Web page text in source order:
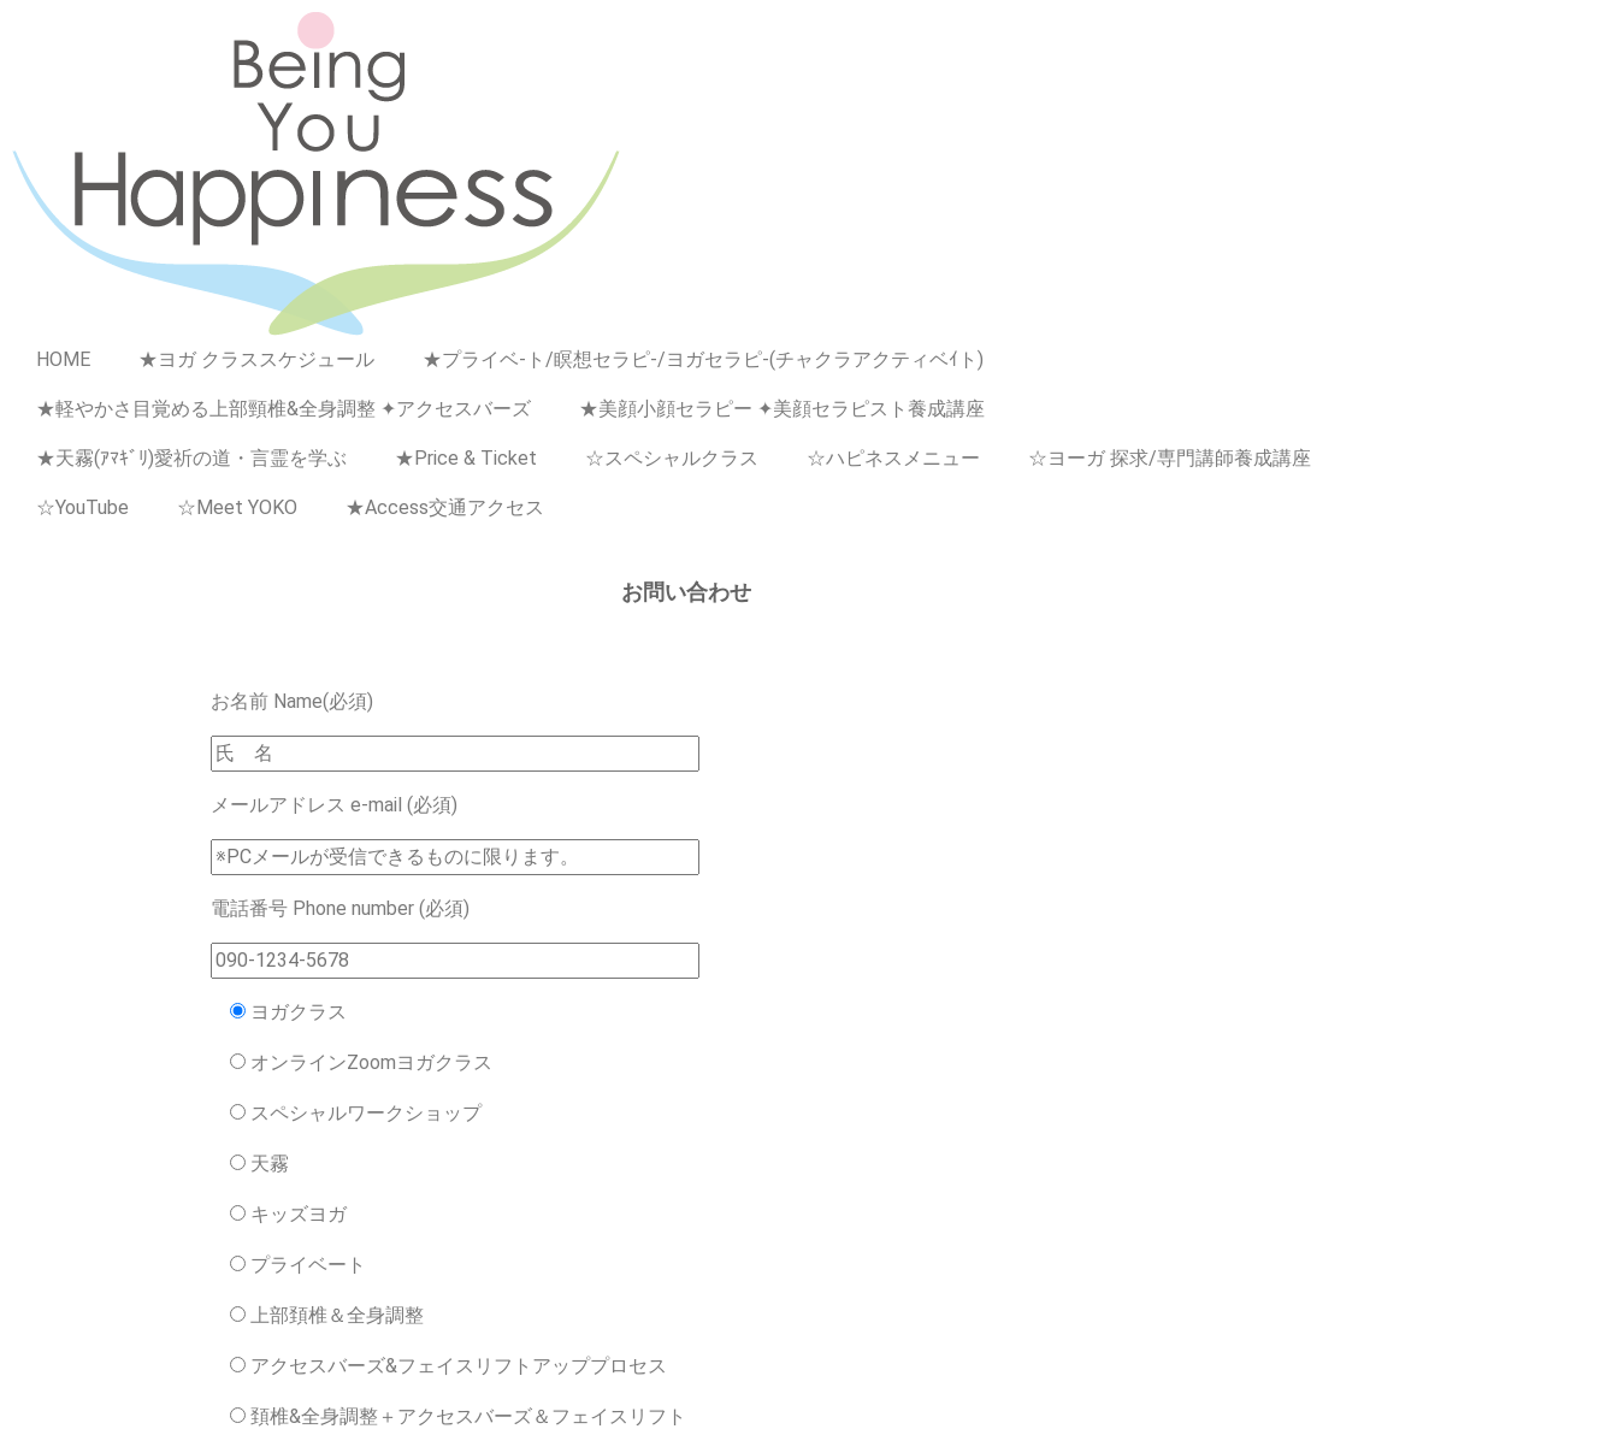
HOME ★ヨガ クラススケジュール ★プライベ-ト/瞑想セラピ-/ヨガセラピ-(チャクラアクティベｲト)
★軽やかさ目覚める上部頸椎&全身調整 ✦アクセスバーズ ★美顔小顔セラピー ✦美顔セラピスト養成講座
★天霧(ｱﾏｷﾞﾘ)愛祈の道・言霊を学ぶ ★Price & Ticket ☆スペシャルクラス ☆ハピネスメニュー ☆ヨーガ 探求/専門講師養成講座
☆YouTube ☆Meet YOKO ★Access交通アクセス
お問い合わせ
お名前 Name(必須)
メールアドレス e-mail (必須)
電話番号 Phone number (必須)
ヨガクラス
オンラインZoomヨガクラス
スペシャルワークショップ
天霧
キッズヨガ
プライベート
上部頚椎＆全身調整
アクセスバーズ&フェイスリフトアッププロセス
頚椎&全身調整＋アクセスバーズ＆フェイスリフト